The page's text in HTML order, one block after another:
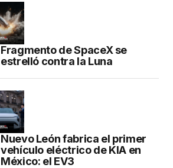
Fragmento de SpaceX se
estrelló contra la Luna
Nuevo León fabrica el primer
vehículo eléctrico de KIA en
México: el EV3